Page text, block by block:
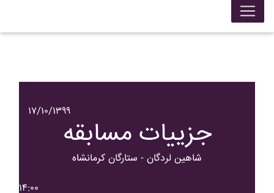
۱۷/۱۰/۱۳۹۹
جزییات مسابقه
شاهين لردگان - ستارگان کرمانشاه
۱۴:۰۰